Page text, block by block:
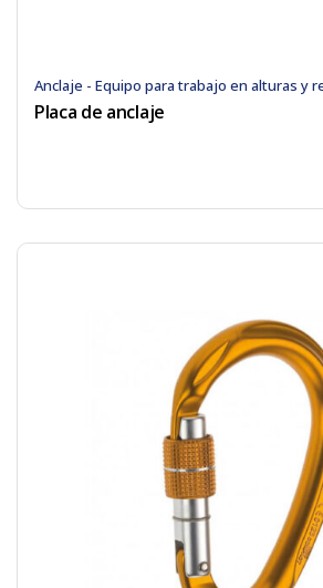
Anclaje - Equipo para trabajo en alturas y
Placa de anclaje